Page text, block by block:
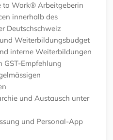
to Work® Arbeitgeberin
innerhalb des
Deutschschweiz
Weiterbildungsbudget
interne Weiterbildungen
GST-Empfehlung
und Austausch unter
und Personal-App